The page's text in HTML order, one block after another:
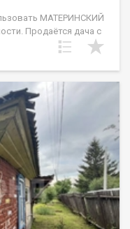
МАТЕРИНСКИЙ
Продаётся дача с
Газ и вода
— подводятся
4 сотки, что
как дачу и
2015 году из СИП
заведено в
дачный домик.
(шлагбаум,
Номер в базе: 12658276